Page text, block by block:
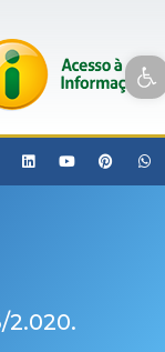
Open toolbar
2.020.